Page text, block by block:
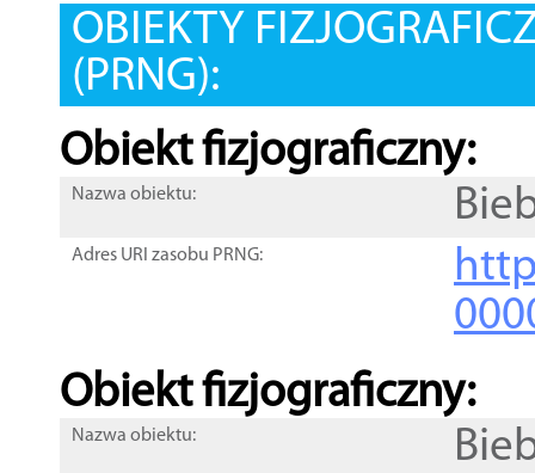
OBIEKTY
(PRNG):
Obiekt fizjograficzny:
Nazwa obiektu:
Adres URI zasobu PRNG:
Obiekt fizjograficzny:
Nazwa obiektu: